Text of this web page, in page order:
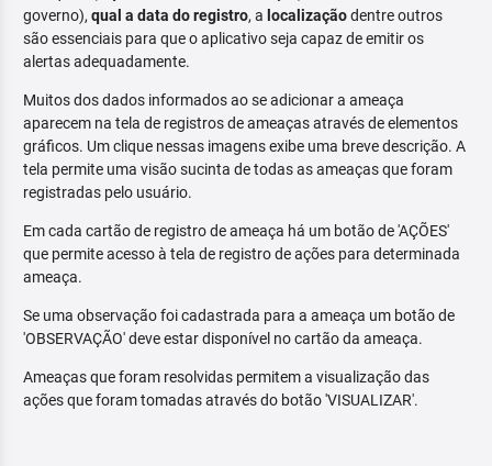
governo), qual a data do registro, a localizaçãodentre outros
são essenciais para que o aplicativo seja capaz de emitir os
alertas adequadamente.
Muitos dos dados informados ao se adicionar a ameaça
aparecem na tela de registros de ameaças através de elementos
gráficos. Um clique nessas imagens exibe uma breve descrição. A
tela permite uma visão sucinta de todas as ameaças que foram
registradas pelo usuário.
Em cada cartão de registro de ameaça há um botão de 'AÇÕES'
que permite acesso à tela de registro de ações para determinada
ameaça.
Se uma observação foi cadastrada para a ameaça um botão de
'OBSERVAÇÃO' deve estar disponível no cartão da ameaça.
Ameaças que foram resolvidas permitem a visualização das
ações que foram tomadas através do botão 'VISUALIZAR'.